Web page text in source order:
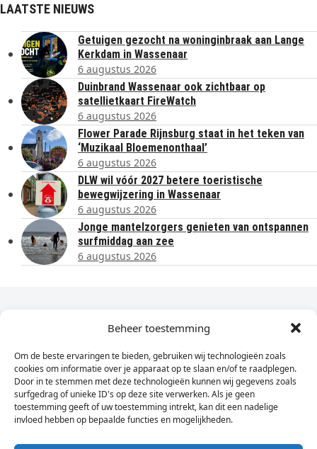
Beheer toestemming
Om de beste ervaringen te bieden, gebruiken wij technologieën zoals
cookies om informatie over je apparaat op te slaan en/of te raadplegen.
Door in te stemmen met deze technologieën kunnen wij gegevens zoals
surfgedrag of unieke ID's op deze site verwerken. Als je geen
toestemming geeft of uw toestemming intrekt, kan dit een nadelige
invloed hebben op bepaalde functies en mogelijkheden.
LAATSTE NIEUWS
Getuigen gezocht na woninginbraak aan Lange
Kerkdam in Wassenaar
6 augustus 2026
Duinbrand Wassenaar ook zichtbaar op
satellietkaart FireWatch
6 augustus 2026
Flower Parade Rijnsburg staat in het teken van
‘Muzikaal Bloemenonthaal’
6 augustus 2026
DLW wil vóór 2027 betere toeristische
bewegwijzering in Wassenaar
6 augustus 2026
Jonge mantelzorgers genieten van ontspannen
surfmiddag aan zee
6 augustus 2026
Dagelijks het laatste nieuws in je e-mail?
Vul
hier
je
e-
mailadres
in
Sign Up